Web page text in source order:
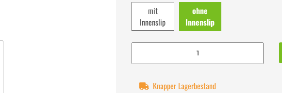
mit
Innenslip
ohne
Innenslip
Knapper Lagerbestand